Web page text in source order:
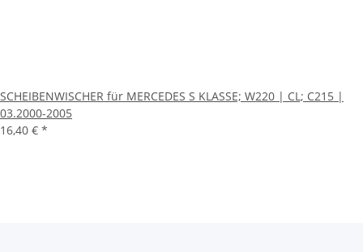
SCHEIBENWISCHER für MERCEDES S KLASSE; W220 | CL; C215 |
03.2000-2005
16,40 € *